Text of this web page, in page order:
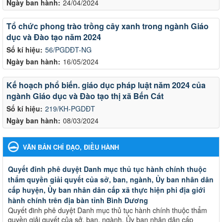
Ngày ban hành: 24/04/2024
Số kí hiệu: 56/PGDĐT-NG
Ngày ban hành: 16/05/2024
Tổ chức phong trào trồng cây xanh trong ngành Giáo
dục và Đào tạo năm 2024
Số kí hiệu: 219/KH-PGDĐT
Ngày ban hành: 08/03/2024
Kế hoạch phổ biến. giáo dục pháp luật năm 2024 của
ngành Giáo dục và Đào tạo thị xã Bến Cát
VĂN BẢN CHỈ ĐẠO, ĐIỀU HÀNH
Quyết đinh phê duyệt Danh mục thủ tục hành chính thuộc
thẩm quyền giải quyết của sở, ban, ngành, Ủy ban nhân dân
cấp huyện, Ủy ban nhân dân cấp xã thực hiện phi địa giới
hành chính trên địa bàn tỉnh Bình Dương
Quyết đinh phê duyệt Danh mục thủ tục hành chính thuộc thẩm
quyền giải quyết của sở, ban, ngành, Ủy ban nhân dân cấp